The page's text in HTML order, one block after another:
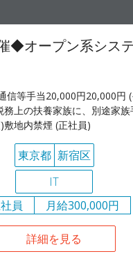
◆オープン系シス
信等手当20,000円20,000円
務上の扶養家族に、別途家族
敷地内禁煙 (正社員)
東京都 新宿区
IT
員
月給300,000円
詳細を見る